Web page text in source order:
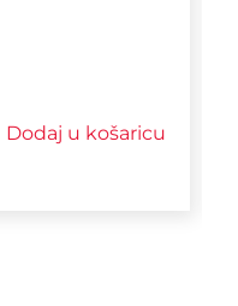
Dodaj u košaricu